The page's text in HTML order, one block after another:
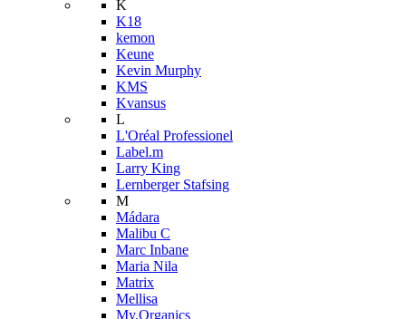
K
K18
kemon
Keune
Kevin Murphy
KMS
Kvansus
L
L'Oréal Professionel
Label.m
Larry King
Lernberger Stafsing
M
Mádara
Malibu C
Marc Inbane
Maria Nila
Matrix
Mellisa
My.Organics